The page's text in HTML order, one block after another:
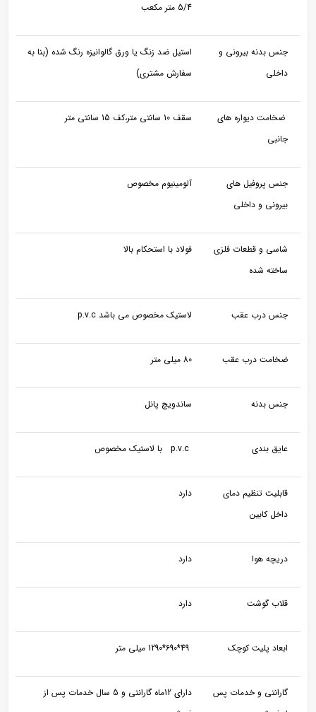
5/4 متر مکعب
جنس بدنه بیرونی و
داخلی
استیل ضد زنگ یا ورق گالوانیزه رنگ شده (بنا به
سفارش مشتری)
ضخامت دیواره های
جانبی
سقف 10 سانتی متر،کف 15 سانتی متر
جنس پروفیل های
بیرونی و داخلی
آلومینیوم مخصوص
شاسی و قطعات فلزی
ساخته شده
فولاد با استحکام بالا
جنس درب عقب لاستیک مخصوص می باشد p.v.c
ضخامت درب عقب 80 میلی متر
جنس بدنه ساندویچ پانل
عایق بندی
قابلیت تنظیم دمای
داخل کابین
دارد
دریچه هوا دارد
قلاب گوشت دارد
ابعاد پلیت کوچک
گارانتی و خدمات پس
دارای 12ماه گارانتی و 5 سال خدمات پس از